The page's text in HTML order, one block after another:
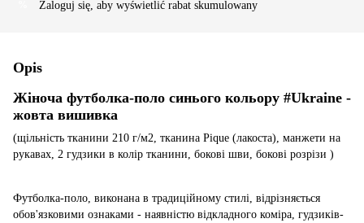
Zaloguj się , aby wyświetlić rabat skumulowany
Opis
Жіноча футболка-поло синього кольору #Ukraine -
жовта вишивка
(щільність тканини 210 г/м2, тканина Pique (лакоста), манжети на
рукавах, 2 гудзики в колір тканини, бокові шви, бокові розрізи )
Футболка-поло, виконана в традиційному стилі, відрізняється
обов'язковими ознаками - наявністю вiдкладного коміра, гудзиків-